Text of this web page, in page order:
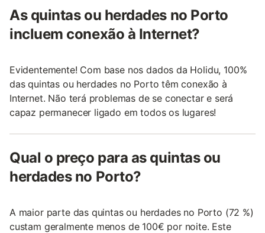
As quintas ou herdades no Porto
incluem conexão à Internet?
Evidentemente! Com base nos dados da Holidu, 100%
das quintas ou herdades no Porto têm conexão à
Internet. Não terá problemas de se conectar e será
capaz permanecer ligado em todos os lugares!
Qual o preço para as quintas ou
herdades no Porto?
A maior parte das quintas ou herdades no Porto (72 %)
custam geralmente menos de 100€ por noite. Este